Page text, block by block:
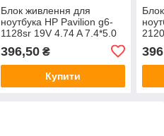
Блок живлення для
ноутбука HP Pavilion g6-
1128sr 19V 4.74 A 7.4*5.0
396,50₴
Купити